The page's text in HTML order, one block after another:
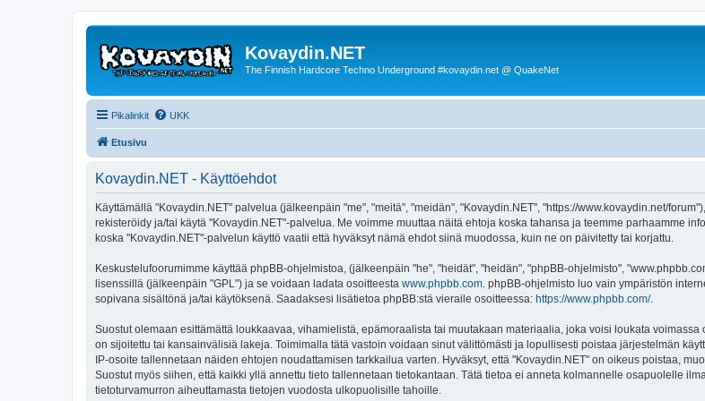
Kovaydin.NET
The Finnish Hardcore Techno Underground #kovaydin.net @ QuakeNet
Pikalinkit UKK
Etusivu
Kovaydin.NET - Käyttöehdot
Käyttämällä "Kovaydin.NET" palvelua (jälkeenpäin "me", "meitä", "meidän", "Kovaydin.NET", "https://www.kovaydin.net/
rekisteröidy ja/tai käytä "Kovaydin.NET"-palvelua. Me voimme muuttaa näitä ehtoja koska tahansa ja teemme parhaamme
koska "Kovaydin.NET"-palvelun käyttö vaatii että hyväksyt nämä ehdot siinä muodossa, kuin ne on päivitetty tai korjattu.
Keskustelufoorumimme käyttää phpBB-ohjelmistoa, (jälkeenpäin "he", "heidät", "heidän", "phpBB-ohjelmisto",
lisenssillä (jälkeenpäin "GPL") ja se voidaan ladata osoitteesta www.phpbb.com . phpBB-ohjelmisto luo vain ympäristön
sopivana sisältönä ja/tai käytöksenä. Saadaksesi lisätietoa phpBB:stä vieraile osoitteessa: https://www.phpbb.com/.
Suostut olemaan esittämättä loukkaavaa, vihamielistä, epämoraalista tai muutakaan materiaalia, joka voisi loukata
on sijoitettu tai kansainvälisiä lakeja. Toimimalla tätä vastoin voidaan sinut välittömästi ja lopullisesti poistaa järjestelmän
IP-osoite tallennetaan näiden ehtojen noudattamisen tarkkailua varten. Hyväksyt, että "Kovaydin.NET" on oikeus poistaa,
Suostut myös siihen, että kaikki yllä annettu tieto tallennetaan tietokantaan. Tätä tietoa ei anneta kolmannelle osapuolelle
tietoturvamurron aiheuttamasta tietojen vuodosta ulkopuolisille tahoille.